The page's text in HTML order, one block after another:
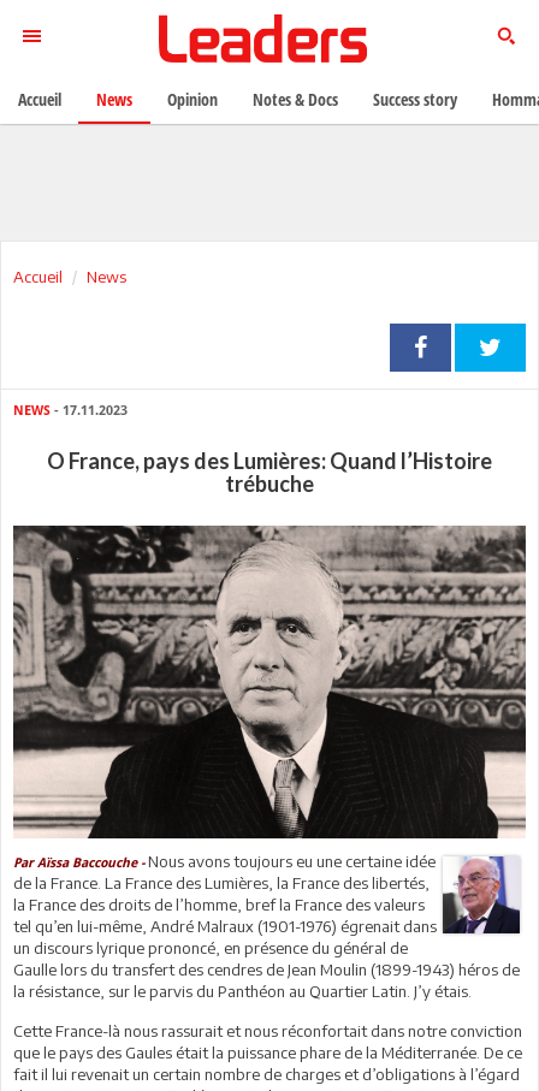
Accueil News
NEWS - 17.11.2023
O France, pays des Lumières: Quand l’Histoire
trébuche
Par Aïssa Baccouche - Nous avons toujours eu une certaine idée
de la France. La France des Lumières, la France des libertés,
la France des droits de l’homme, bref la France des valeurs
tel qu’en lui-même, André Malraux (1901-1976) égrenait dans
un discours lyrique prononcé, en présence du général de
Gaulle lors du transfert des cendres de Jean Moulin (1899-1943) héros de
la résistance, sur le parvis du Panthéon au Quartier Latin. J’y étais.
Cette France-là nous rassurait et nous réconfortait dans notre conviction
que le pays des Gaules était la puissance phare de la Méditerranée. De ce
fait il lui revenait un certain nombre de charges et d’obligations à l’égard
Accueil News Opinion Notes & Docs Success story